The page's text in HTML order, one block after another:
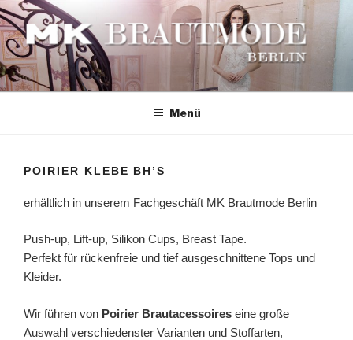
Zum
Inhalt
springen
MK BRAUTMODE BERLIN
Exklusive Brautmode Kollektionen von Enzoani und Badgley Mischka
Menü
POIRIER KLEBE BH’S
erhältlich in unserem Fachgeschäft MK Brautmode Berlin
Push-up, Lift-up, Silikon Cups, Breast Tape.
Perfekt für rückenfreie und tief ausgeschnittene Tops und
Kleider.
Wir führen von Poirier Brautacessoires eine große
Auswahl verschiedenster Varianten und Stoffarten,